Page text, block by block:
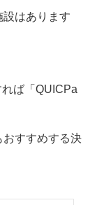
はあります
ば「QUICPa
おすすめする決